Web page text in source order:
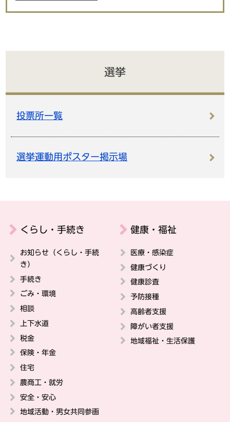
選挙
投票所一覧
選挙運動用ポスター掲示場
くらし・手続き
お知らせ（くらし・手続
き）
手続き
ごみ・環境
相談
上下水道
税金
保険・年金
住宅
農商工・就労
安全・安心
地域活動・男女共同参画
健康・福祉
医療・感染症
健康づくり
健康診査
予防接種
高齢者支援
障がい者支援
地域福祉・生活保護